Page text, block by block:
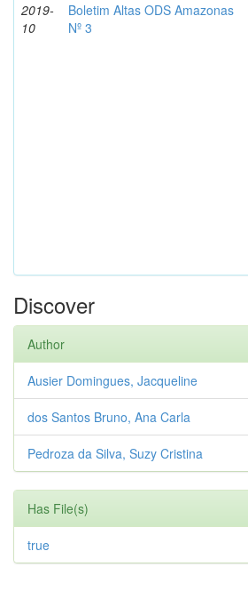
2019-
10
Boletim Altas ODS Amazonas
Nº 3
Discover
Author
Ausier Domingues, Jacqueline
dos Santos Bruno, Ana Carla
Pedroza da Silva, Suzy Cristina
Has File(s)
true